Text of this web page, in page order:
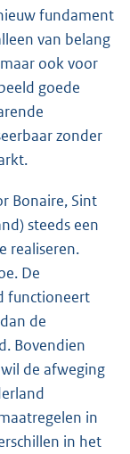
fundament
van belang
ook voor
goede
zonder
Bonaire, Sint
steeds een
realiseren.
De
functioneert
de
Bovendien
de afweging
in
in het